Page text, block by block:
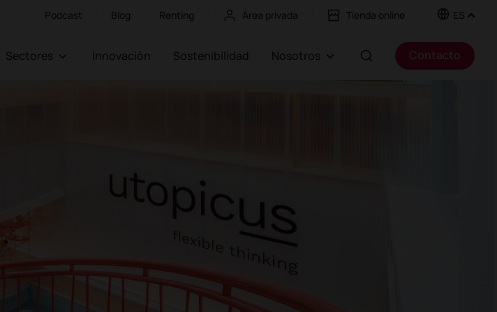
Podcast Blog Renting Área privada Tienda online ES
Sectores Innovación Sostenibilidad Nosotros Contacto